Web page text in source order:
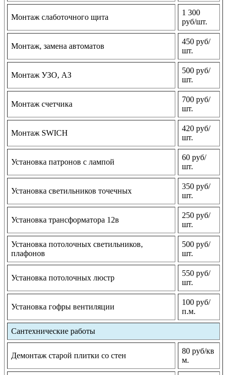
Монтаж слаботочного щита
1 300
руб/шт.
Монтаж, замена автоматов
450 руб/
шт.
Монтаж УЗО, АЗ
500 руб/
шт.
Монтаж счетчика
700 руб/
шт.
Монтаж SWICH
420 руб/
шт.
Установка патронов с лампой
60 руб/
шт.
Установка светильников точечных
350 руб/
шт.
Установка трансформатора 12в
250 руб/
шт.
Установка потолочных светильников,
плафонов
500 руб/
шт.
Установка потолочных люстр
550 руб/
шт.
Установка гофры вентиляции
100 руб/
п.м.
Сантехнические работы
Демонтаж старой плитки со стен
80 руб/кв
м.